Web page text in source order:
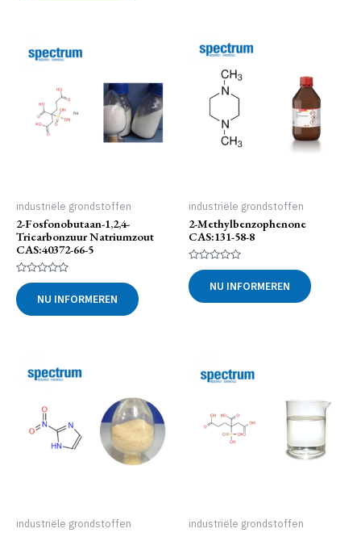
industriële grondstoffen
2-Fosfonobutaan-1,2,4-
Tricarbonzuur Natriumzout
CAS:40372-66-5
Gewaardeerd
0
uit
5
NU INFORMEREN
industriële grondstoffen
2-Methylbenzophenone
CAS:131-58-8
Gewaardeerd
0
uit
5
NU INFORMEREN
industriële grondstoffen industriële grondstoffen